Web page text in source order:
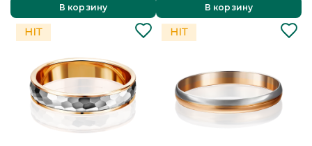
В корзину
В корзину